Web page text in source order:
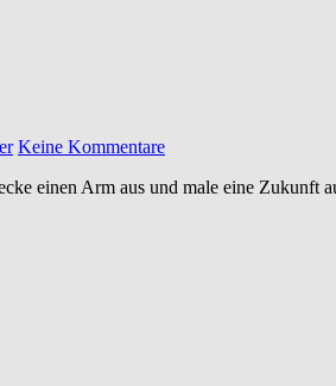
Keine Kommentare
einen Arm aus und male eine